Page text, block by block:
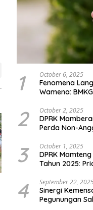
1 October 6, 2025
Fenomena
Wamena:
Ekstrem
2 October 2, 2025
DPRK
Perda Non-
3 October 1, 2025
DPRK
Tahun 2025:
4 September 22,
Sinergi
Pegunungan